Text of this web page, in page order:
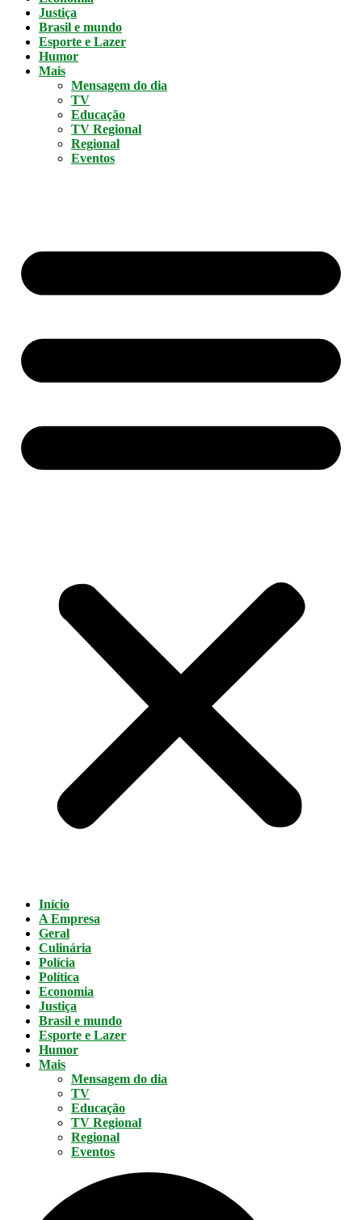
Justiça
Brasil e mundo
Esporte e Lazer
Humor
Mais
Mensagem do dia
TV
Educação
TV Regional
Regional
Eventos
Início
A Empresa
Geral
Culinária
Polícia
Política
Economia
Justiça
Brasil e mundo
Esporte e Lazer
Humor
Mais
Mensagem do dia
TV
Educação
TV Regional
Regional
Eventos